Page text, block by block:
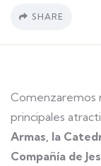
SHARE
Comenzaremos
principales
Armas, la
Compañía de